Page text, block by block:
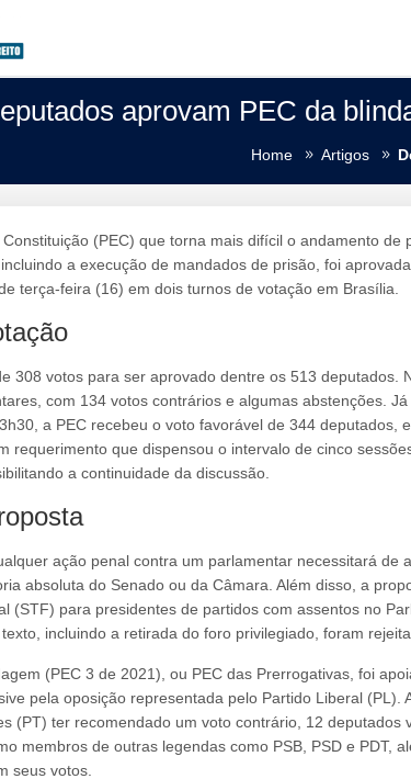
aprovam PEC da
Home Artigos
(PEC) que torna mais difícil o andamento de
a execução de mandados de prisão, foi
terça-feira (16) em dois turnos de votação em Brasília.
308 votos para ser aprovado dentre os 513 deputados.
com 134 votos contrários e algumas abstenções. Já
a PEC recebeu o voto favorável de 344 deputados,
requerimento que dispensou o intervalo de cinco
a continuidade da discussão.
ação penal contra um parlamentar necessitará de
absoluta do Senado ou da Câmara. Além disso, a
(STF) para presidentes de partidos com assentos no
incluindo a retirada do foro privilegiado, foram
(PEC 3 de 2021), ou PEC das Prerrogativas, foi
pela oposição representada pelo Partido Liberal (PL).
(PT) ter recomendado um voto contrário, 12 deputados
membros de outras legendas como PSB, PSD e PDT,
seus votos.